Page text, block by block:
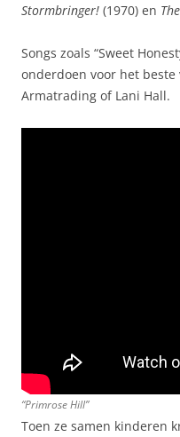
Stormbringer! (1970) en
Songs zoals “Sweet
onderdoen voor het beste
Armatrading of Lani Hall.
“Primrose Hill”
Toen ze samen kinderen